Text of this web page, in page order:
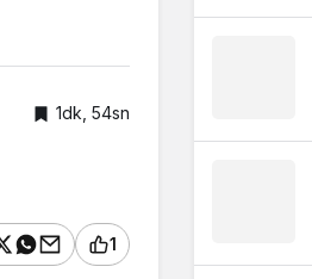
1dk, 54sn
1